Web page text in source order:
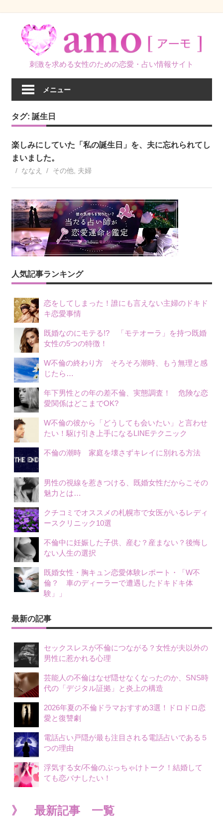
刺激を求める女性のための恋愛・占い情報サイト
メニュー
タグ: 誕生日
楽しみにしていた「私の誕生日」を、夫に忘れられてし
まいました。
ななえ その他, 夫婦
人気記事ランキング
恋をしてしまった！誰にも言えない主婦のドキド
キ恋愛事情
既婚なのにモテる!? 「モテオーラ」を持つ既婚
女性の5つの特徴！
W不倫の終わり方 そろそろ潮時、もう無理と感
じたら…
年下男性との年の差不倫、実態調査！ 危険な恋
愛関係はどこまでOK?
W不倫の彼から「どうしても会いたい」と言わせ
たい！駆け引き上手になるLINEテクニック
不倫の潮時 家庭を壊さずキレイに別れる方法
男性の視線を惹きつける、既婚女性だからこその
魅力とは…
クチコミでオススメの札幌市で女医がいるレディ
ースクリニック10選
不倫中に妊娠した子供、産む？産まない？後悔し
ない人生の選択
既婚女性・胸キュン恋愛体験レポート・「W不
倫？ 車のディーラーで遭遇したドキドキ体
験」」
最新の記事
セックスレスが不倫につながる？女性が夫以外の
男性に惹かれる心理
芸能人の不倫はなぜ隠せなくなったのか、SNS時
代の「デジタル証拠」と炎上の構造
2026年夏の不倫ドラマおすすめ3選！ドロドロ恋
愛と復讐劇
電話占い戸隠が最も注目される電話占いである５
つの理由
浮気する女/不倫のぶっちゃけトーク！結婚して
ても恋バナしたい！
》 最新記事 一覧